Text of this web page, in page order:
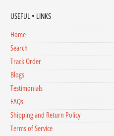
USEFUL • LINKS
Home
Search
Track Order
Blogs
Testimonials
FAQs
Shipping and Return Policy
Terms of Service